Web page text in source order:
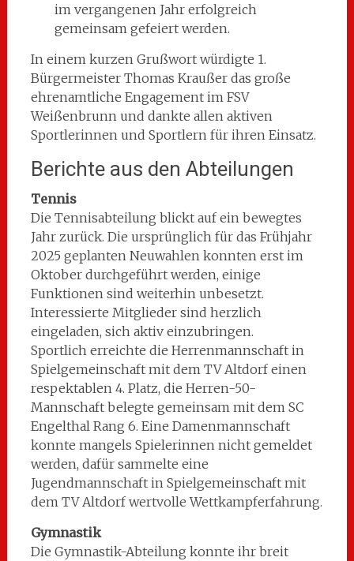
im vergangenen Jahr erfolgreich
gemeinsam gefeiert werden.
In einem kurzen Grußwort würdigte 1.
Bürgermeister Thomas Kraußer das große
ehrenamtliche Engagement im FSV
Weißenbrunn und dankte allen aktiven
Sportlerinnen und Sportlern für ihren Einsatz.
Berichte aus den Abteilungen
Tennis
Die Tennisabteilung blickt auf ein bewegtes
Jahr zurück. Die ursprünglich für das Frühjahr
2025 geplanten Neuwahlen konnten erst im
Oktober durchgeführt werden, einige
Funktionen sind weiterhin unbesetzt.
Interessierte Mitglieder sind herzlich
eingeladen, sich aktiv einzubringen.
Sportlich erreichte die Herrenmannschaft in
Spielgemeinschaft mit dem TV Altdorf einen
respektablen 4. Platz, die Herren-50-
Mannschaft belegte gemeinsam mit dem SC
Engelthal Rang 6. Eine Damenmannschaft
konnte mangels Spielerinnen nicht gemeldet
werden, dafür sammelte eine
Jugendmannschaft in Spielgemeinschaft mit
dem TV Altdorf wertvolle Wettkampferfahrung.
Gymnastik
Die Gymnastik-Abteilung konnte ihr breit